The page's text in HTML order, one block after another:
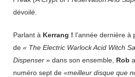
dévoilé.
Parlant à Kerrang ! l’année dernière à
de « The Electric Warlock Acid Witch
Dispenser » dans son ensemble, Rob
numéro sept de «meilleur disque que